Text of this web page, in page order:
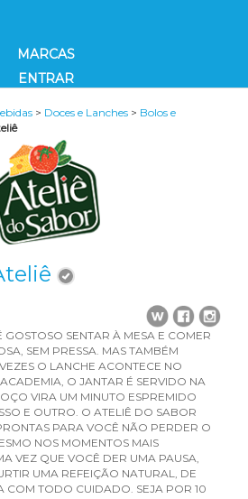
MARCAS
ENTRAR
> Doces e Lanches > Bolos e
SENTAR À MESA E COMER
SEM PRESSA. MAS TAMBÉM
O LANCHE ACONTECE NO
O JANTAR É SERVIDO NA
VIRA UM MINUTO ESPREMIDO
E OUTRO. O ATELIÊ DO SABOR
PARA VOCÊ NÃO PERDER O
NOS MOMENTOS MAIS
VEZ QUE VOCÊ DER UMA PAUSA,
UMA REFEIÇÃO NATURAL, DE
COM TODO CUIDADO. SEJA POR 10